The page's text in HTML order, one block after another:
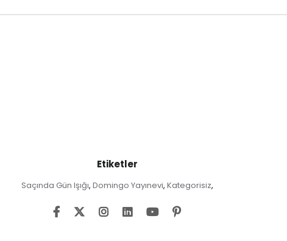
Etiketler
Saçında Gün Işığı, Domingo Yayınevi, Kategorisiz,